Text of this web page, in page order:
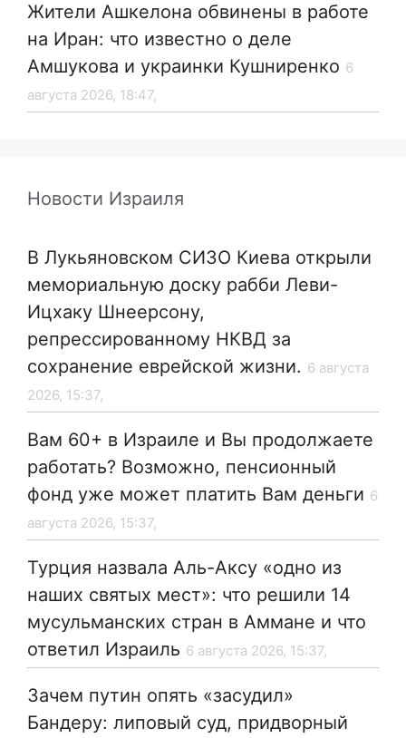
Жители Ашкелона обвинены в работе
на Иран: что известно о деле
Амшукова и украинки Кушниренко 6
августа 2026, 18:47,
Новости Израиля
В Лукьяновском СИЗО Киева открыли
мемориальную доску рабби Леви-
Ицхаку Шнеерсону,
репрессированному НКВД за
сохранение еврейской жизни. 6 августа
2026, 15:37,
Вам 60+ в Израиле и Вы продолжаете
работать? Возможно, пенсионный
фонд уже может платить Вам деньги 6
августа 2026, 15:37,
Турция назвала Аль-Аксу «одно из
наших святых мест»: что решили 14
мусульманских стран в Аммане и что
ответил Израиль 6 августа 2026, 15:37,
Зачем путин опять «засудил»
Бандеру: липовый суд, придворный